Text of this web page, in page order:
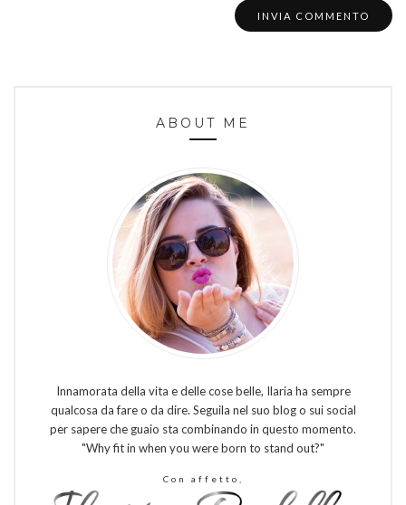
ABOUT ME
Innamorata della vita e delle cose belle, Ilaria ha sempre
qualcosa da fare o da dire. Seguila nel suo blog o sui social
per sapere che guaio sta combinando in questo momento.
"Why fit in when you were born to stand out?"
Con affetto,